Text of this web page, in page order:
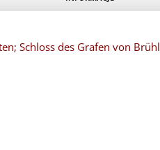
Schloss des Grafen von Brühl